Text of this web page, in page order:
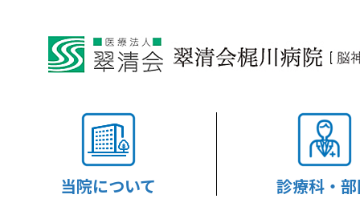
当院について 診療科・